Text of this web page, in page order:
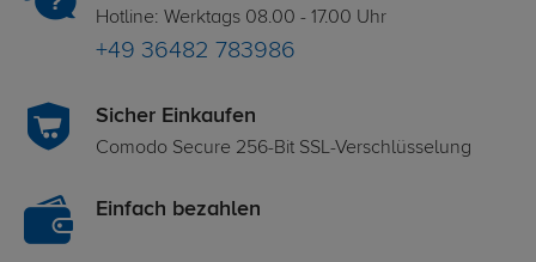
Hotline: Werktags 08.00 - 17.00 Uhr
+49 36482 783986
Sicher Einkaufen
Comodo Secure 256-Bit SSL-Verschlüsselung
Einfach bezahlen